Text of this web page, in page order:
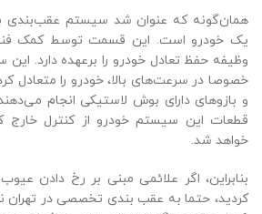
همان‌گونه که عنوان شد سیستم عقب‌بندی
یک خودرو است. این قسمت توسط کمک
وظیفه حفظ تعادل خودرو را برعهده دارد.
خصوصا در سرعت‌های بالا، خودرو را متعادل
و بازوهای دارای بوش لاستیکی انجام
قطعات این سیستم خودرو از کنترل خارج
خواهد شد.
بنابراین، اگر علائمی مبنی بر رخ دادن
کردید، حتما به عقب‌ بندی تخصصی در تهران